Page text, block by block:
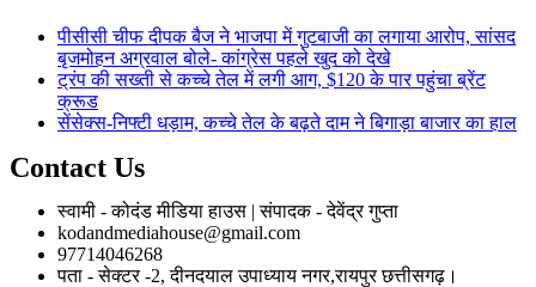
पीसीसी चीफ दीपक बैज ने भाजपा में गुटबाजी का लगाया आरोप, सांसद
बृजमोहन अग्रवाल बोले- कांग्रेस पहले खुद को देखे
ट्रंप की सख्ती से कच्चे तेल में लगी आग, $120 के पार पहुंचा ब्रेंट
क्रूड
सेंसेक्स-निफ्टी धड़ाम, कच्चे तेल के बढ़ते दाम ने बिगाड़ा बाजार का हाल
Contact Us
स्वामी - कोदंड मीडिया हाउस | संपादक - देवेंद्र गुप्ता
kodandmediahouse@gmail.com
97714046268
पता - सेक्टर -2, दीनदयाल उपाध्याय नगर,रायपुर छत्तीसगढ़।